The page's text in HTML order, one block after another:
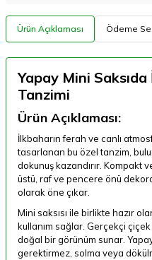
Ürün Açıklaması Ödeme
Yapay Mini
Tanzimi
Ürün Açıklaması:
İlkbaharın ferah ve canlı
tasarlanan bu özel tanzim,
dokunuş kazandırır. Kompakt
üstü, raf ve pencere önü
olarak öne çıkar.
Mini saksısı ile birlikte hazır
kullanım sağlar. Gerçekçi
doğal bir görünüm sunar.
gerektirmez, solma veya